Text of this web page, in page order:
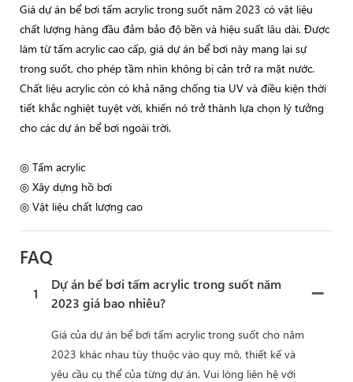
Giá dự án bể bơi tấm acrylic trong suốt năm 2023 có vật liệu
chất lượng hàng đầu đảm bảo độ bền và hiệu suất lâu dài. Được
làm từ tấm acrylic cao cấp, giá dự án bể bơi này mang lại sự
trong suốt, cho phép tầm nhìn không bị cản trở ra mặt nước.
Chất liệu acrylic còn có khả năng chống tia UV và điều kiện thời
tiết khắc nghiệt tuyệt vời, khiến nó trở thành lựa chọn lý tưởng
cho các dự án bể bơi ngoài trời.
◎ Tấm acrylic
◎ Xây dựng hồ bơi
◎ Vật liệu chất lượng cao
FAQ
1
Dự án bể bơi tấm acrylic trong suốt năm
2023 giá bao nhiêu?
Giá của dự án bể bơi tấm acrylic trong suốt cho năm
2023 khác nhau tùy thuộc vào quy mô, thiết kế và
yêu cầu cụ thể của từng dự án. Vui lòng liên hệ với